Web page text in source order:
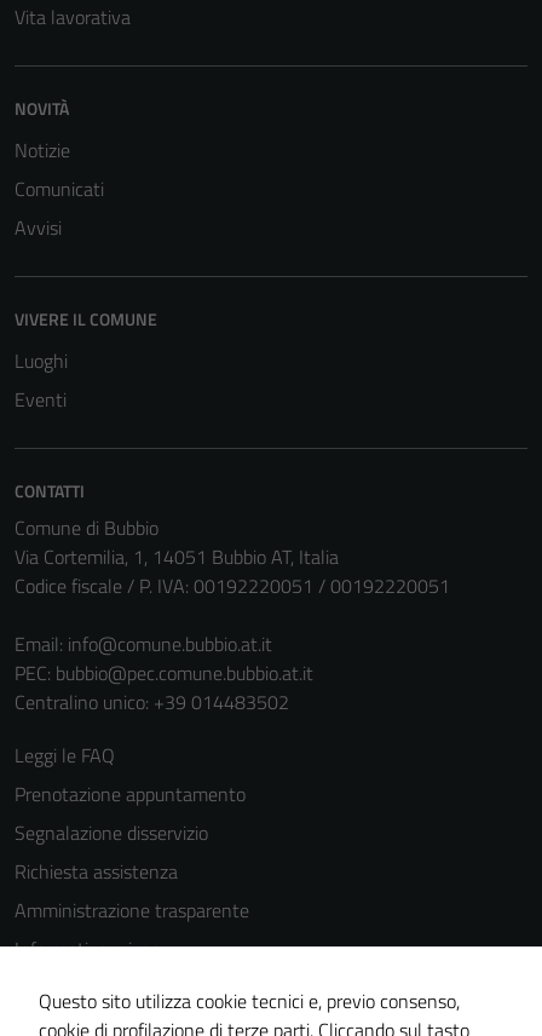
Vita lavorativa
NOVITÀ
Notizie
Comunicati
Avvisi
VIVERE IL COMUNE
Luoghi
Eventi
CONTATTI
Comune di Bubbio
Via Cortemilia, 1, 14051 Bubbio AT, Italia
Codice fiscale / P. IVA: 00192220051 / 00192220051
Email: info@comune.bubbio.at.it
PEC: bubbio@pec.comune.bubbio.at.it
Centralino unico: +39 014483502
Leggi le FAQ
Prenotazione appuntamento
Segnalazione disservizio
Richiesta assistenza
Amministrazione trasparente
Informativa privacy
Cookie Policy
Note legali
Questo sito utilizza cookie tecnici e, previo consenso,
cookie di profilazione di terze parti. Cliccando sul tasto
funzionamento
non raccolgono